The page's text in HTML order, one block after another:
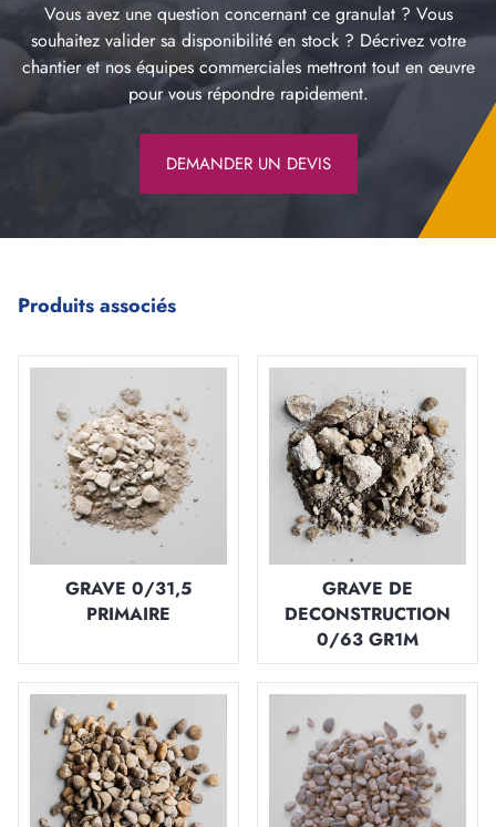
Vous avez une question concernant ce granulat ? Vous
souhaitez valider sa disponibilité en stock ? Décrivez votre
chantier et nos équipes commerciales mettront tout en œuvre
pour vous répondre rapidement.
DEMANDER UN DEVIS
Produits associés
GRAVE 0/31,5
PRIMAIRE
GRAVE DE
DECONSTRUCTION
0/63 GR1M